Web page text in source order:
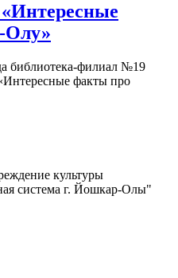
Олу»
библиотека-филиал №19
факты про
культуры
система г. Йошкар-Олы"